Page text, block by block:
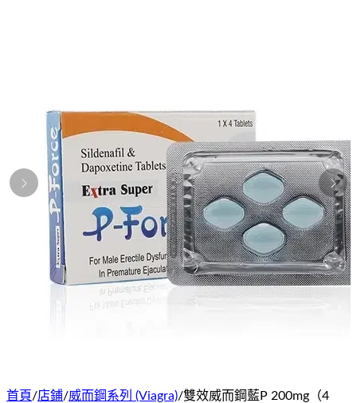
首頁/店鋪/威而鋼系列 (Viagra)/雙效威而鋼藍P 200mg（4